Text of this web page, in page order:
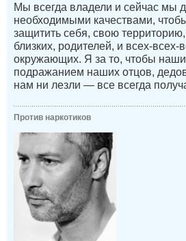
Мы всегда владели и сейчас мы
необходимыми качествами,
защитить себя, свою
близких, родителей, и всех-всех-
окружающих. Я за то, чтобы
подражанием наших отцов,
нам ни лезли — все всегда
Против наркотиков